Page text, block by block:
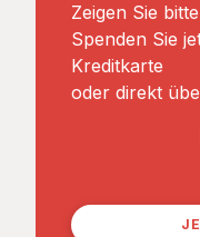
Zeigen Sie
Spenden Sie
Kreditkarte
oder direkt